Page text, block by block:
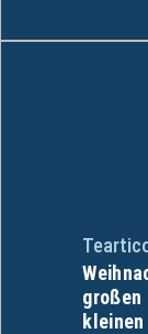
großen